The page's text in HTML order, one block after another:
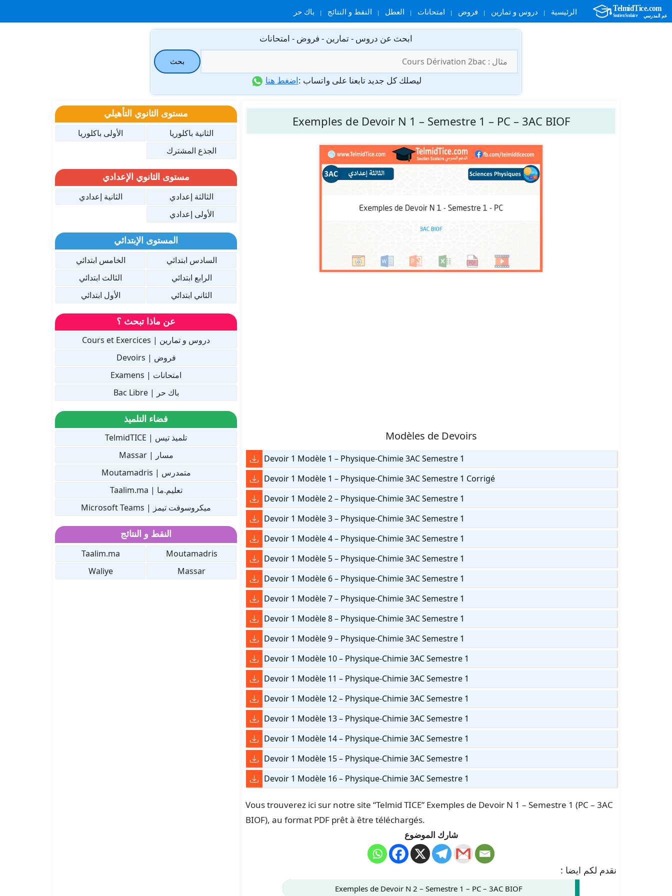
الرئيسية دروس و تمارين فروض امتحانات العطل النقط و النتائج باك حر
ابحث عن دروس - تمارين - فروض - امتحانات
عن:
بحث
ليصلك كل جديد تابعنا على واتساب :اضغط هنا
Exemples de Devoir N 1 – Semestre 1 – PC – 3AC BIOF
Modèles de Devoirs
Devoir 1 Modèle 1 – Physique-Chimie 3AC Semestre 1
Devoir 1 Modèle 1 – Physique-Chimie 3AC Semestre 1 Corrigé
Devoir 1 Modèle 2 – Physique-Chimie 3AC Semestre 1
Devoir 1 Modèle 3 – Physique-Chimie 3AC Semestre 1
Devoir 1 Modèle 4 – Physique-Chimie 3AC Semestre 1
Devoir 1 Modèle 5 – Physique-Chimie 3AC Semestre 1
Devoir 1 Modèle 6 – Physique-Chimie 3AC Semestre 1
Devoir 1 Modèle 7 – Physique-Chimie 3AC Semestre 1
Devoir 1 Modèle 8 – Physique-Chimie 3AC Semestre 1
Devoir 1 Modèle 9 – Physique-Chimie 3AC Semestre 1
Devoir 1 Modèle 10 – Physique-Chimie 3AC Semestre 1
Devoir 1 Modèle 11 – Physique-Chimie 3AC Semestre 1
Devoir 1 Modèle 12 – Physique-Chimie 3AC Semestre 1
Devoir 1 Modèle 13 – Physique-Chimie 3AC Semestre 1
Devoir 1 Modèle 14 – Physique-Chimie 3AC Semestre 1
Devoir 1 Modèle 15 – Physique-Chimie 3AC Semestre 1
Devoir 1 Modèle 16 – Physique-Chimie 3AC Semestre 1
Vous trouverez ici sur notre site “Telmid TICE” Exemples de Devoir N 1 – Semestre 1 (PC – 3AC
BIOF), au format PDF prêt à être téléchargés.
شارك الموضوع
نقدم لكم ايضا :
Exemples de Devoir N 2 – Semestre 1 – PC – 3AC BIOF
مستوى الثانوي التأهيلي
الثانية باكلوريا
الأولى باكلوريا
الجذع المشترك
مستوى الثانوي الإعدادي
الثالثة إعدادي
الثانية إعدادي
الأولى إعدادي
المستوى الإبتدائي
السادس ابتدائي
الخامس ابتدائي
الرابع ابتدائي
الثالث ابتدائي
الثاني ابتدائي
الأول ابتدائي
عن ماذا تبحث ؟
دروس و تمارين | Cours et Exercices
فروض | Devoirs
امتحانات | Examens
باك حر | Bac Libre
فضاء التلميذ
تلميذ تيس | TelmidTICE
مسار | Massar
متمدرس | Moutamadris
تعليم.ما | Taalim.ma
ميكروسوفت تيمز | Microsoft Teams
النقط و النتائج
Moutamadris
Taalim.ma
Massar
Waliye